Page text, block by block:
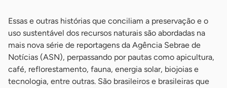
Essas e outras histórias que conciliam a preservação e o
uso sustentável dos recursos naturais são abordadas na
mais nova série de reportagens da Agência Sebrae de
Notícias (ASN), perpassando por pautas como apicultura,
café, reflorestamento, fauna, energia solar, biojoias e
tecnologia, entre outras. São brasileiros e brasileiras que